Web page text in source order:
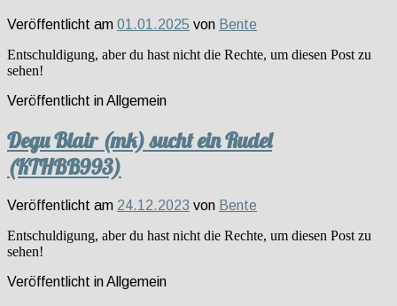
Veröffentlicht am 01.01.2025 von Bente
Entschuldigung, aber du hast nicht die Rechte, um diesen Post zu
sehen!
Veröffentlicht inAllgemein
Degu Blair (mk) sucht ein Rudel
(KTHBB993)
Veröffentlicht am 24.12.2023 von Bente
Entschuldigung, aber du hast nicht die Rechte, um diesen Post zu
sehen!
Veröffentlicht inAllgemein